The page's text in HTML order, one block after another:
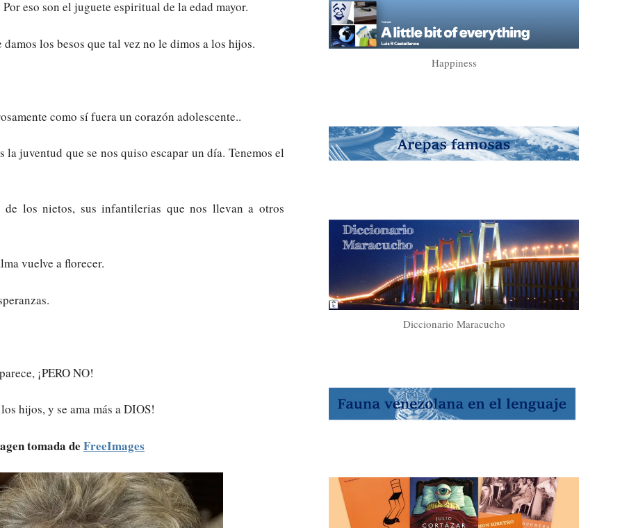
eso son el juguete espiritual de la edad mayor.
los besos que tal vez no le dimos a los hijos.
como sí fuera un corazón adolescente..
juventud que se nos quiso escapar un día. Tenemos el
de los nietos, sus infantilerias que nos llevan a otros
vuelve a florecer.
¡PERO NO!
hijos, y se ama más a DIOS!
tomada de FreeImages
Happiness
Diccionario Maracucho